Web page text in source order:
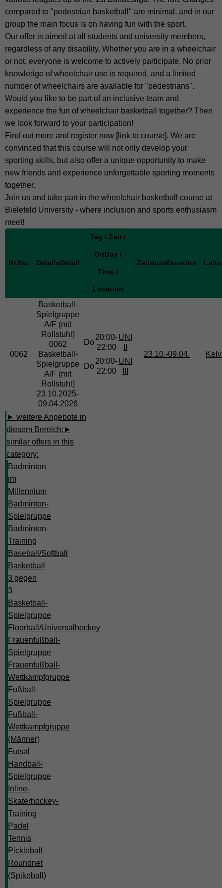
compared to "pedestrian basketball" are minimal, and in our
group the main focus is on having fun with the sport.
Our offer is aimed at all students and university members,
regardless of any disability. Whether you are in a wheelchair
or not, everyone is welcome to actively participate. No prior
knowledge of wheelchair use is required, and a limited
number of wheelchairs are available for "pedestrians".
Would you like to be part of an inclusive team and
experience the fun of wheelchair basketball together? Then
we look forward to your participation!
Find out more and register now [link to course]. We are
convinced that this course will not only develop your
sporting skills, but also offer a unique opportunity to make
new friends and experience unforgettable sporting moments
together.
Join us and take part in the wheelchair basketball course at
Bielefeld University - where inclusion and sports enthusiasm
meet!
Nr.No. DetailsDetail
Tag / Zeit /
OrtDay /
Time /
Location
ZeitraumDuration
0062
Basketball-
Spielgruppe
A/F (mit
Rollstuhl)
0062
Basketball-
Spielgruppe
A/F (mit
Rollstuhl)
23.10.2025-
09.04.2026
Do
20:00-
22:00
UNI
Do
20:00-
22:00
UNI
23.10.-09.04.
► weitere Angebote in
diesem Bereich: ►
similar offers in this
category:
Badminton
im
Millennium
Badminton-
Spielgruppe
Badminton-
Training
Baseball/Softball
Basketball
3 gegen
3
Basketball-
Spielgruppe
Floorball/Universalhockey
Frauenfußball-
Spielgruppe
Frauenfußball-
Wettkampfgruppe
Fußball-
Spielgruppe
Fußball-
Wettkampfgruppe
(Männer)
Futsal
Handball-
Spielgruppe
Inline-
Skaterhockey-
Training
Padel
Tennis
Pickleball
Roundnet
(Spikeball)